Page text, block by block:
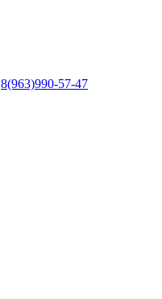
8(963)990-57-47